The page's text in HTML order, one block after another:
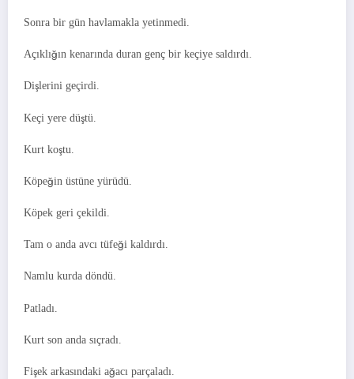
Sonra bir gün havlamakla yetinmedi.
Açıklığın kenarında duran genç bir keçiye saldırdı.
Dişlerini geçirdi.
Keçi yere düştü.
Kurt koştu.
Köpeğin üstüne yürüdü.
Köpek geri çekildi.
Tam o anda avcı tüfeği kaldırdı.
Namlu kurda döndü.
Patladı.
Kurt son anda sıçradı.
Fişek arkasındaki ağacı parçaladı.